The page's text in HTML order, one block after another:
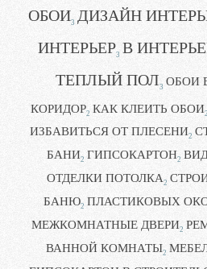
ОБОИ3 ДИЗАЙН
ИНТЕРЬЕР3 В
ТЕПЛЫЙ ПОЛ3 ОБОИ
КОРИДОР2 КАК КЛЕИТЬ ОБОИ2
ИЗБАВИТЬСЯ ОТ ПЛЕСЕНИ2
БАНИ2 ГИПСОКАРТОН2
ОТДЕЛКИ ПОТОЛКА2
БАНЮ2 ПЛАСТИКОВЫХ
МЕЖКОМНАТНЫЕ ДВЕРИ2
ВАННОЙ КОМНАТЫ2